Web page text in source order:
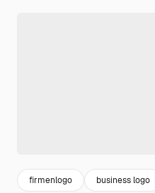
firmenlogo business logo